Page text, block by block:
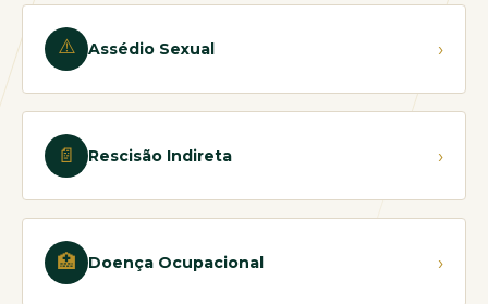
⚠️ Assédio Sexual ›
📄 Rescisão Indireta ›
🏥 Doença Ocupacional ›